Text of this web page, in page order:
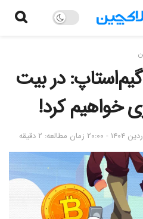
در بیت
خواهیم کرد!
زمان مطالعه: ۲ دقیقه